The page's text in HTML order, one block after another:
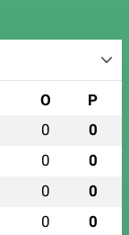
O P
0 0
0 0
0 0
0 0